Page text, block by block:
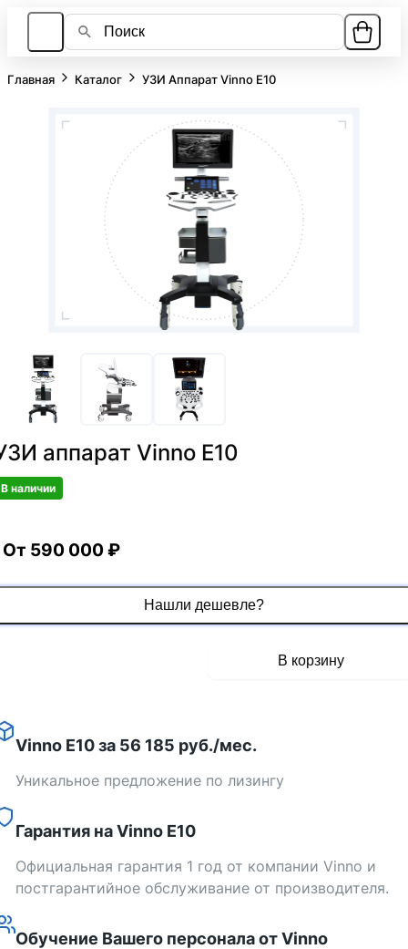
Каталог
О компании
Ответы на вопросы
Контакты
Новости
8 951 800-80-27
Главная Каталог УЗИ Аппарат Vinno E10
аппарат Vinno E10
В наличии
От 590 000 ₽
Нашли дешевле?
c575-48d8-9f6f-f1dca7276786В корзину
Vinno E10 за 56 185 руб./мес.
Уникальное предложение по лизингу
Гарантия на Vinno E10
Официальная гарантия 1 год от компании Vinno и
постгарантийное обслуживание от производителя.
Обучение Вашего персонала от Vinno